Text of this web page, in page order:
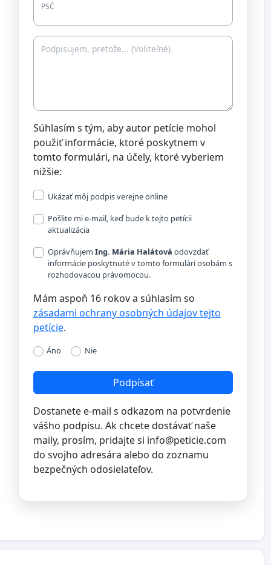
PSČ
Súhlasím s tým, aby autor petície mohol
použiť informácie, ktoré poskytnem v
tomto formulári, na účely, ktoré vyberiem
nižšie:
Ukázať môj podpis verejne online
Pošlite mi e-mail, keď bude k tejto petícii
aktualizácia
Oprávňujem Ing. Mária Halátová odovzdať
informácie poskytnuté v tomto formulári osobám s
rozhodovacou právomocou.
Mám aspoň 16 rokov a súhlasím so
zásadami ochrany osobných údajov tejto
petície.
Áno Nie
Podpísať
Dostanete e-mail s odkazom na potvrdenie
vášho podpisu. Ak chcete dostávať naše
maily, prosím, pridajte si info@peticie.com
do svojho adresára alebo do zoznamu
bezpečných odosielateľov.